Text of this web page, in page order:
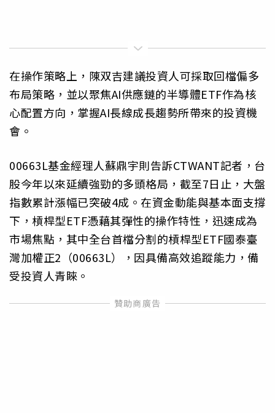
在操作策略上，陳双吉建議投資人可採取回檔偏多
布局策略，並以聚焦AI供應鏈的半導體ETF作為核
心配置方向，掌握AI長線成長趨勢所帶來的投資機
會。
00663L基金經理人蘇鼎宇則告訴CTWANT記者，台
股今年以來延續強勁的多頭格局，截至7日止，大盤
指數累計漲幅已突破4成。在資金動能與基本面支撐
下，槓桿型ETF憑藉其彈性的操作特性，迅速成為
市場焦點，其中全台首檔分割的槓桿型ETF國泰臺
灣加權正2（00663L），因具備高效追蹤能力，備
受投資人青睞。